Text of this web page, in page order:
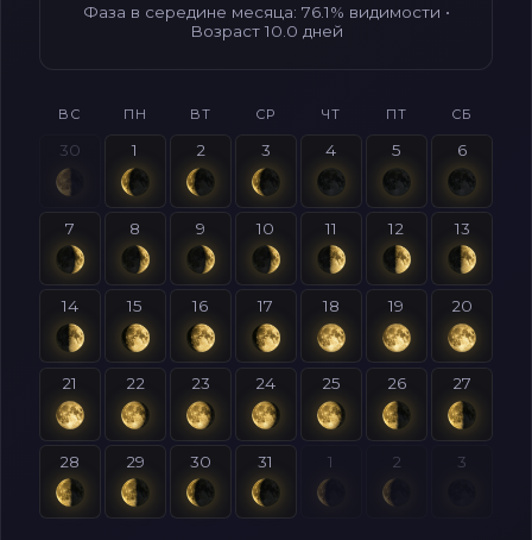
Фаза в середине месяца: 76.1% видимости •
Возраст 10.0 дней
ВС ПН ВТ СР ЧТ ПТ СБ
30 1 2 3 4 5 6
7 8 9 10 11 12 13
14 15 16 17 18 19 20
21 22 23 24 25 26 27
28 29 30 31 1 2 3